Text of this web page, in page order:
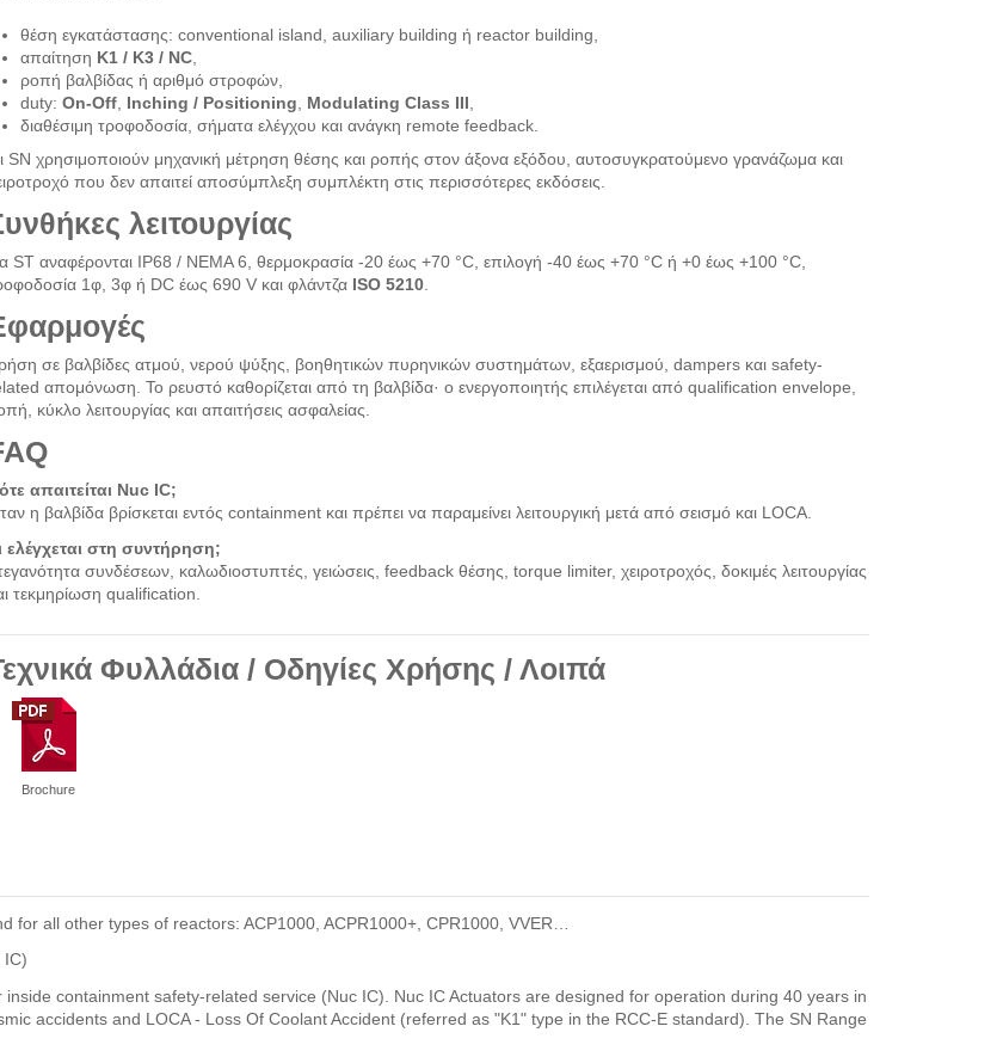
θέση εγκατάστασης: conventional island, auxiliary building ή reactor building,
απαίτηση K1 / K3 / NC,
ροπή βαλβίδας ή αριθμό στροφών,
duty: On-Off, Inching / Positioning, Modulating Class III,
διαθέσιμη τροφοδοσία, σήματα ελέγχου και ανάγκη remote feedback.
SN χρησιμοποιούν μηχανική μέτρηση θέσης και ροπής στον άξονα εξόδου, αυτοσυγκρατούμενο γρανάζωμα και
που δεν απαιτεί αποσύμπλεξη συμπλέκτη στις περισσότερες εκδόσεις.
λειτουργίας
ST αναφέρονται IP68 / NEMA 6, θερμοκρασία -20 έως +70 °C, επιλογή -40 έως +70 °C ή +0 έως +100 °C,
1φ, 3φ ή DC έως 690 V και φλάντζα ISO 5210.
σε βαλβίδες ατμού, νερού ψύξης, βοηθητικών πυρηνικών συστημάτων, εξαερισμού, dampers και safety-
απομόνωση. Το ρευστό καθορίζεται από τη βαλβίδα· ο ενεργοποιητής επιλέγεται από qualification envelope,
κύκλο λειτουργίας και απαιτήσεις ασφαλείας.
απαιτείται Nuc IC;
η βαλβίδα βρίσκεται εντός containment και πρέπει να παραμείνει λειτουργική μετά από σεισμό και LOCA.
ελέγχεται στη συντήρηση;
συνδέσεων, καλωδιοστυπτές, γειώσεις, feedback θέσης, torque limiter, χειροτροχός, δοκιμές λειτουργίας
τεκμηρίωση qualification.
Φυλλάδια / Οδηγίες Χρήσης / Λοιπά
Brochure
all other types of reactors: ACP1000, ACPR1000+, CPR1000, VVER…
IC)
containment safety-related service (Nuc IC). Nuc IC Actuators are designed for operation during 40 years in
accidents and LOCA - Loss Of Coolant Accident (referred as "K1" type in the RCC-E standard). The SN Range